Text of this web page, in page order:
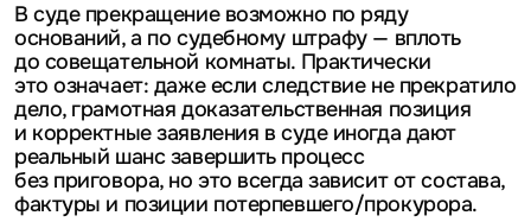
В суде прекращение возможно по ряду
оснований, а по судебному штрафу — вплоть
до совещательной комнаты. Практически
это означает: даже если следствие не прекратило
дело, грамотная доказательственная позиция
и корректные заявления в суде иногда дают
реальный шанс завершить процесс
без приговора, но это всегда зависит от состава,
фактуры и позиции потерпевшего/прокурора.